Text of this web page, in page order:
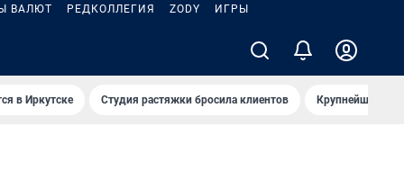
ВАЛЮТ РЕДКОЛЛЕГИЯ ZODY ИГРЫ
в Иркутске Студия растяжки бросила клиентов Крупнейшие